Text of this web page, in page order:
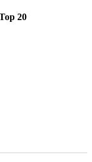
20